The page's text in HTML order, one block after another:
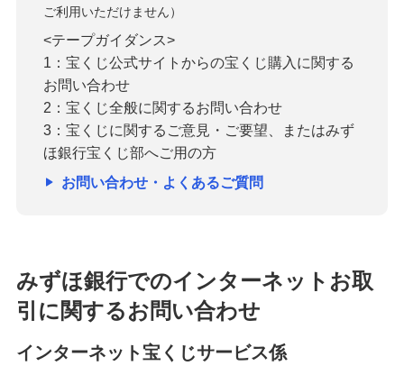
ご利用いただけません）
<テープガイダンス>
1：宝くじ公式サイトからの宝くじ購入に関する
お問い合わせ
2：宝くじ全般に関するお問い合わせ
3：宝くじに関するご意見・ご要望、またはみず
ほ銀行宝くじ部へご用の方
お問い合わせ・よくあるご質問
みずほ銀行でのインターネットお取
引に関するお問い合わせ
インターネット宝くじサービス係